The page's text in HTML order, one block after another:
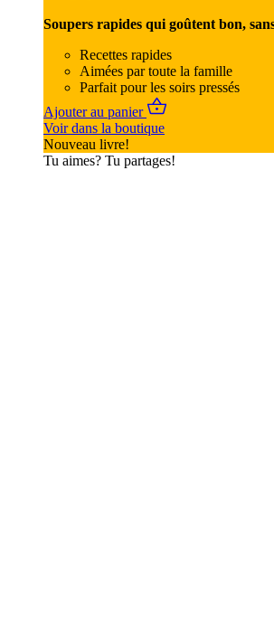
Soupers rapides qui goûtent bon,
Recettes rapides
Aimées par toute la famille
Parfait pour les soirs pressés
Ajouter au panier
Voir dans la boutique
Nouveau livre!
Tu aimes? Tu partages!